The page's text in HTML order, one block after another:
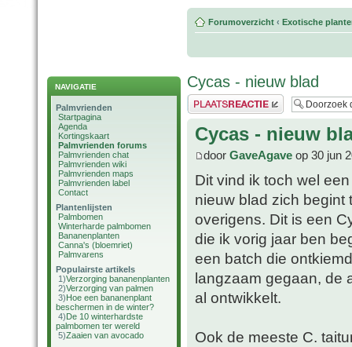
NAVIGATIE
Palmvrienden
Startpagina
Agenda
Kortingskaart
Palmvrienden forums
Palmvrienden chat
Palmvrienden wiki
Palmvrienden maps
Palmvrienden label
Contact
Plantenlijsten
Palmbomen
Winterharde palmbomen
Bananenplanten
Canna's (bloemriet)
Palmvarens
Populairste artikels
1)Verzorging bananenplanten
2)Verzorging van palmen
3)Hoe een bananenplant
beschermen in de winter?
4)De 10 winterhardste
palmbomen ter wereld
5)Zaaien van avocado
Forumoverzicht ‹ Exotische
Cycas - nieuw blad
Plaats een reactie
Cycas - nieuw
door GaveAgave op 30 jun
Dit vind ik toch wel
nieuw blad zich begint
overigens. Dit is een
die ik vorig jaar ben
een batch die
langzaam gegaan, de
al ontwikkelt.
Ook de meeste C.